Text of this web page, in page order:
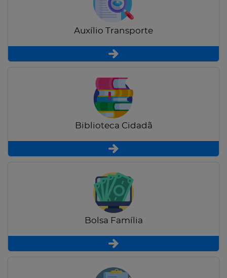
Auxílio Transporte
Biblioteca Cidadã
Bolsa Família